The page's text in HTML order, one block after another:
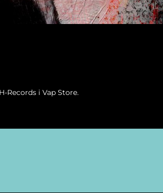
Records i Vap Store.